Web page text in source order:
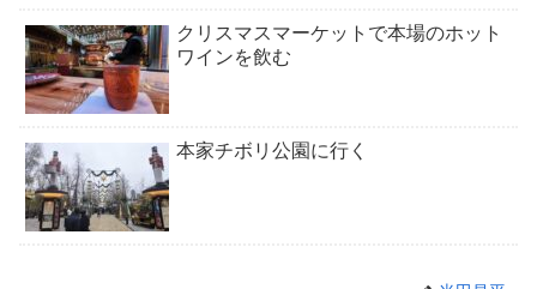
クリスマスマーケットで本場のホット
ワインを飲む
本家チボリ公園に行く